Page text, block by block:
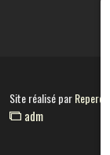
Site réalisé par
adm